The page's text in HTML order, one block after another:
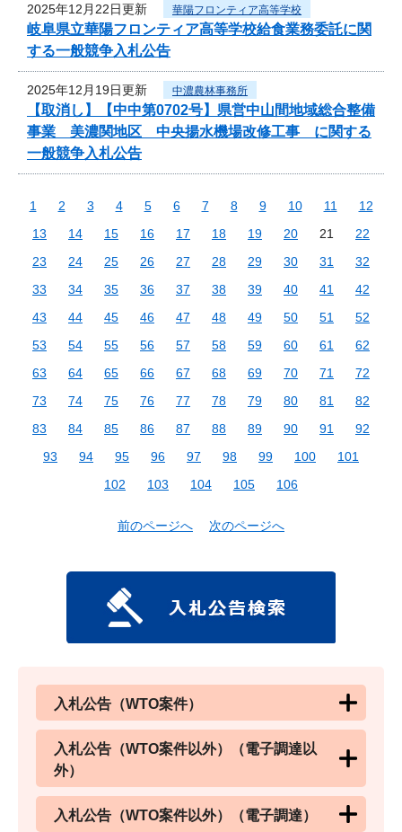
2025年12月22日更新 華陽フロンティア高等学校
岐阜県立華陽フロンティア高等学校給食業務委託に関
する一般競争入札公告
2025年12月19日更新 中濃農林事務所
【取消し】【中中第0702号】県営中山間地域総合整備
事業 美濃関地区 中央揚水機場改修工事 に関する
一般競争入札公告
1 2 3 4 5 6 7 8 9 10 11
12
13
14 15 16 17 18 19 20 21
22
23
24 25 26 27 28 29 30 31
32
33
34 35 36 37 38 39 40 41
42
43
44 45 46 47 48 49 50 51
52
53
54 55 56 57 58 59 60 61
62
63
64 65 66 67 68 69 70 71
72
73
74 75 76 77 78 79 80 81
82
83
84 85 86 87 88 89 90 91
92
93
94 95 96 97 98 99 100
101
102
103 104 105 106
前のページへ 次のページへ
入札公告（WTO案件）
入札公告（WTO案件以外）（電子調達以
外）
入札公告（WTO案件以外）（電子調達）